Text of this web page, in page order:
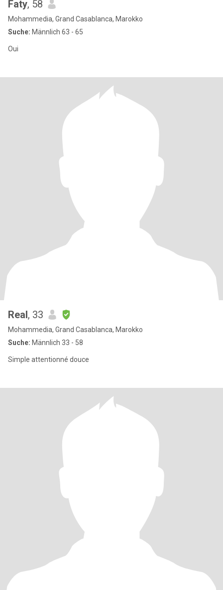
Faty, 58
Mohammedia, Grand Casablanca, Marokko
Suche: Männlich 63 - 65
Oui
Real, 33
Mohammedia, Grand Casablanca, Marokko
Suche: Männlich 33 - 58
Simple attentionné douce